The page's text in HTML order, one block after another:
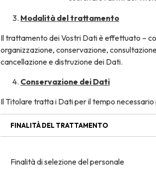
Modalità del trattamento
Il trattamento dei Vostri Dati è effettuato –
organizzazione, conservazione,
cancellazione e distruzione dei Dati.
Conservazione dei Dati
Il Titolare tratta i Dati per il tempo
FINALITÀ DEL TRATTAMENTO
Finalità di selezione del personale